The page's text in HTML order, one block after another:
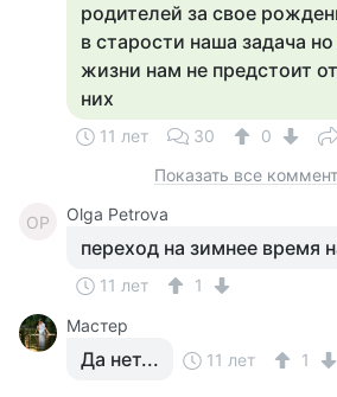
родителей за свое
в старости наша задача но
жизни нам не предстоит
них
11 лет 30
0
Показать все
OP Olga Petrova
переход на зимнее время
11 лет
1
Мастер
Да нет... 11 лет 1